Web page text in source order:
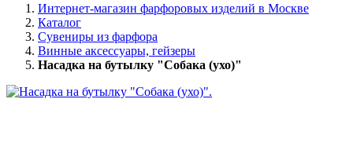
Интернет-магазин фарфоровых изделий в Москве
Каталог
Сувениры из фарфора
Винные аксессуары, гейзеры
Насадка на бутылку "Собака (ухо)"